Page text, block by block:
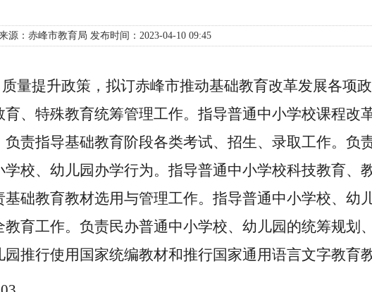
源：赤峰市教育局 发布时间：2023-04-10 09:45
质量提升政策，拟订赤峰市推动基础教育改革发展各项
、特殊教育统筹管理工作。指导普通中小学校课程改
责指导基础教育阶段各类考试、招生、 录取工作。负
校、幼儿园办学行为。指导普通中小学校科技教育、
基础教育教材选用与管理工作。指导普通中小学校、幼
育工作。负责民办普通中小学校、幼儿园的统筹规划
推行使用国家统编教材和推行国家通用语言文字教育教